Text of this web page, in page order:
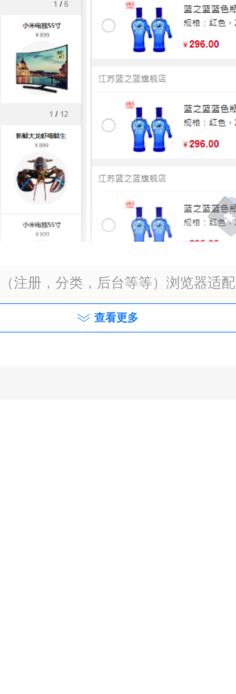
注册，分类，后台等等）浏览器适配
注册，分类，后台等等）使用教程
查看更多